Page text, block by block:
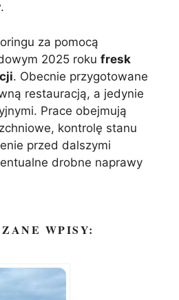
za pomocą
2025 roku fresk
. Obecnie przygotowane
restauracją, a jedynie
Prace obejmują
kontrolę stanu
przed dalszymi
drobne naprawy
WPISY: